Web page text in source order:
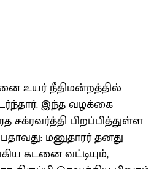
உயர் நீதிமன்றத்தில்
இந்த வழக்கை
சக்ரவர்த்தி பிறப்பித்துள்ள
மனுதாரர் தனது
கடனை வட்டியும்,